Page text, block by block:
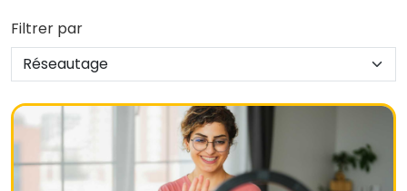
Filtrer par